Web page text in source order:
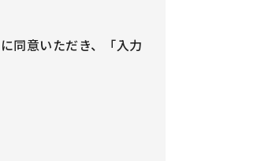
に同意いただき、「入力